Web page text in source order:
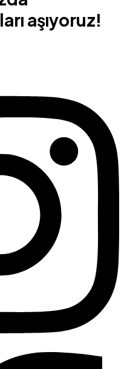
aşıyoruz!